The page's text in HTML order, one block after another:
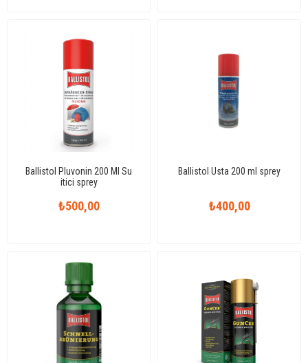
Ballistol Pluvonin 200 Ml Su
itici sprey
₺500,00
Ballistol Usta 200 ml sprey
₺400,00